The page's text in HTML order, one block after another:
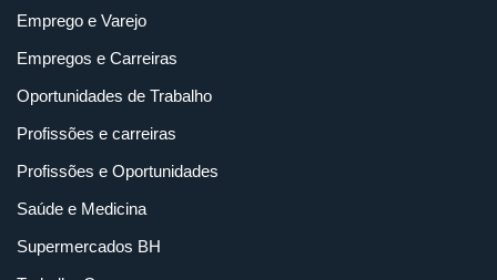
Emprego e Varejo
Empregos e Carreiras
Oportunidades de Trabalho
Profissões e carreiras
Profissões e Oportunidades
Saúde e Medicina
Supermercados BH